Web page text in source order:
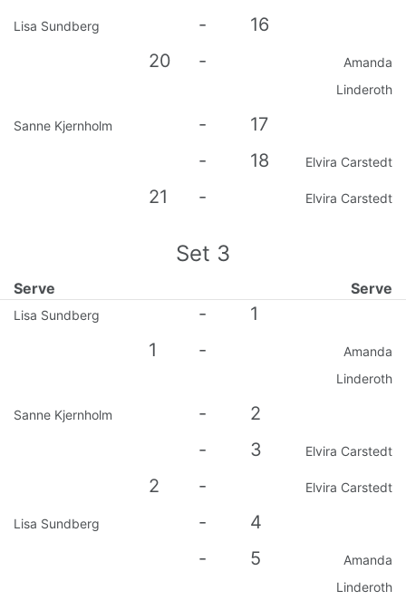
Lisa Sundberg -
16
20
-
Amanda
Linderoth
Sanne Kjernholm -
17
-
18 Elvira Carstedt
21 - Elvira Carstedt
Set 3
Serve Serve
Lisa Sundberg -
1
1
-
Amanda
Linderoth
Sanne Kjernholm -
2
-
3 Elvira Carstedt
2 - Elvira Carstedt
Lisa Sundberg -
4
-
5
Amanda
Linderoth